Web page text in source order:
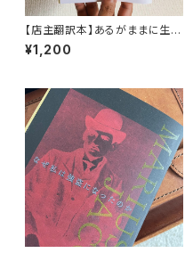
【店主翻訳本】あるがままに生き
る（moonlight books vol.2）
¥1,200